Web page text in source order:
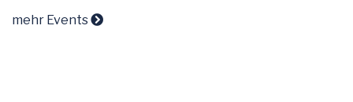
mehr Events